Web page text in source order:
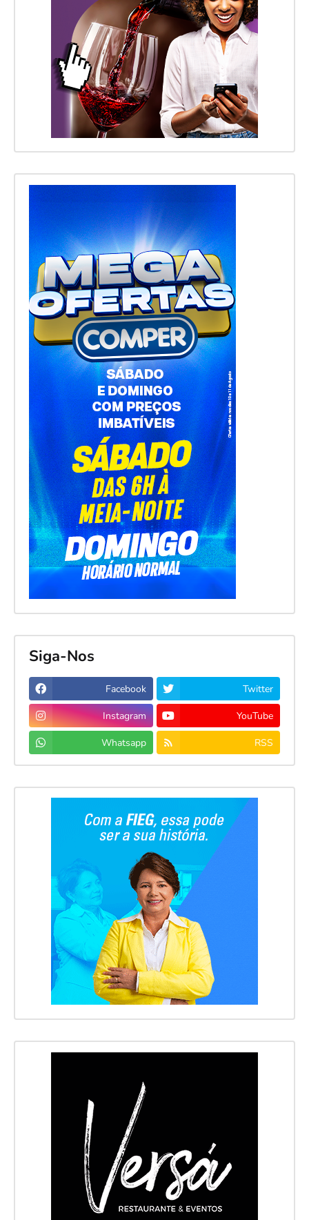
Siga-Nos
Facebook Twitter
Instagram YouTube
Whatsapp RSS